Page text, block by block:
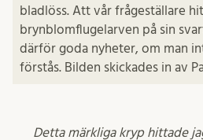
bladlöss. Att vår frågeställare
brynblomflugelarven på sin
därför goda nyheter, om man
förstås. Bilden skickades in av
Detta märkliga kryp hittade